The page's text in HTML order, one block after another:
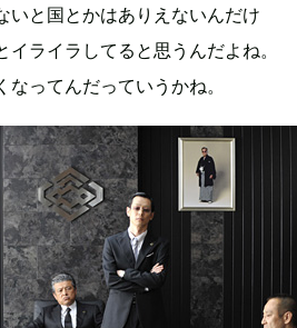
いと国とかはありえないんだけ
ライラしてると思うんだよね。
ってんだっていうかね。